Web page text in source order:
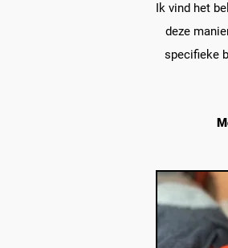
Ik vind het
deze
specifieke